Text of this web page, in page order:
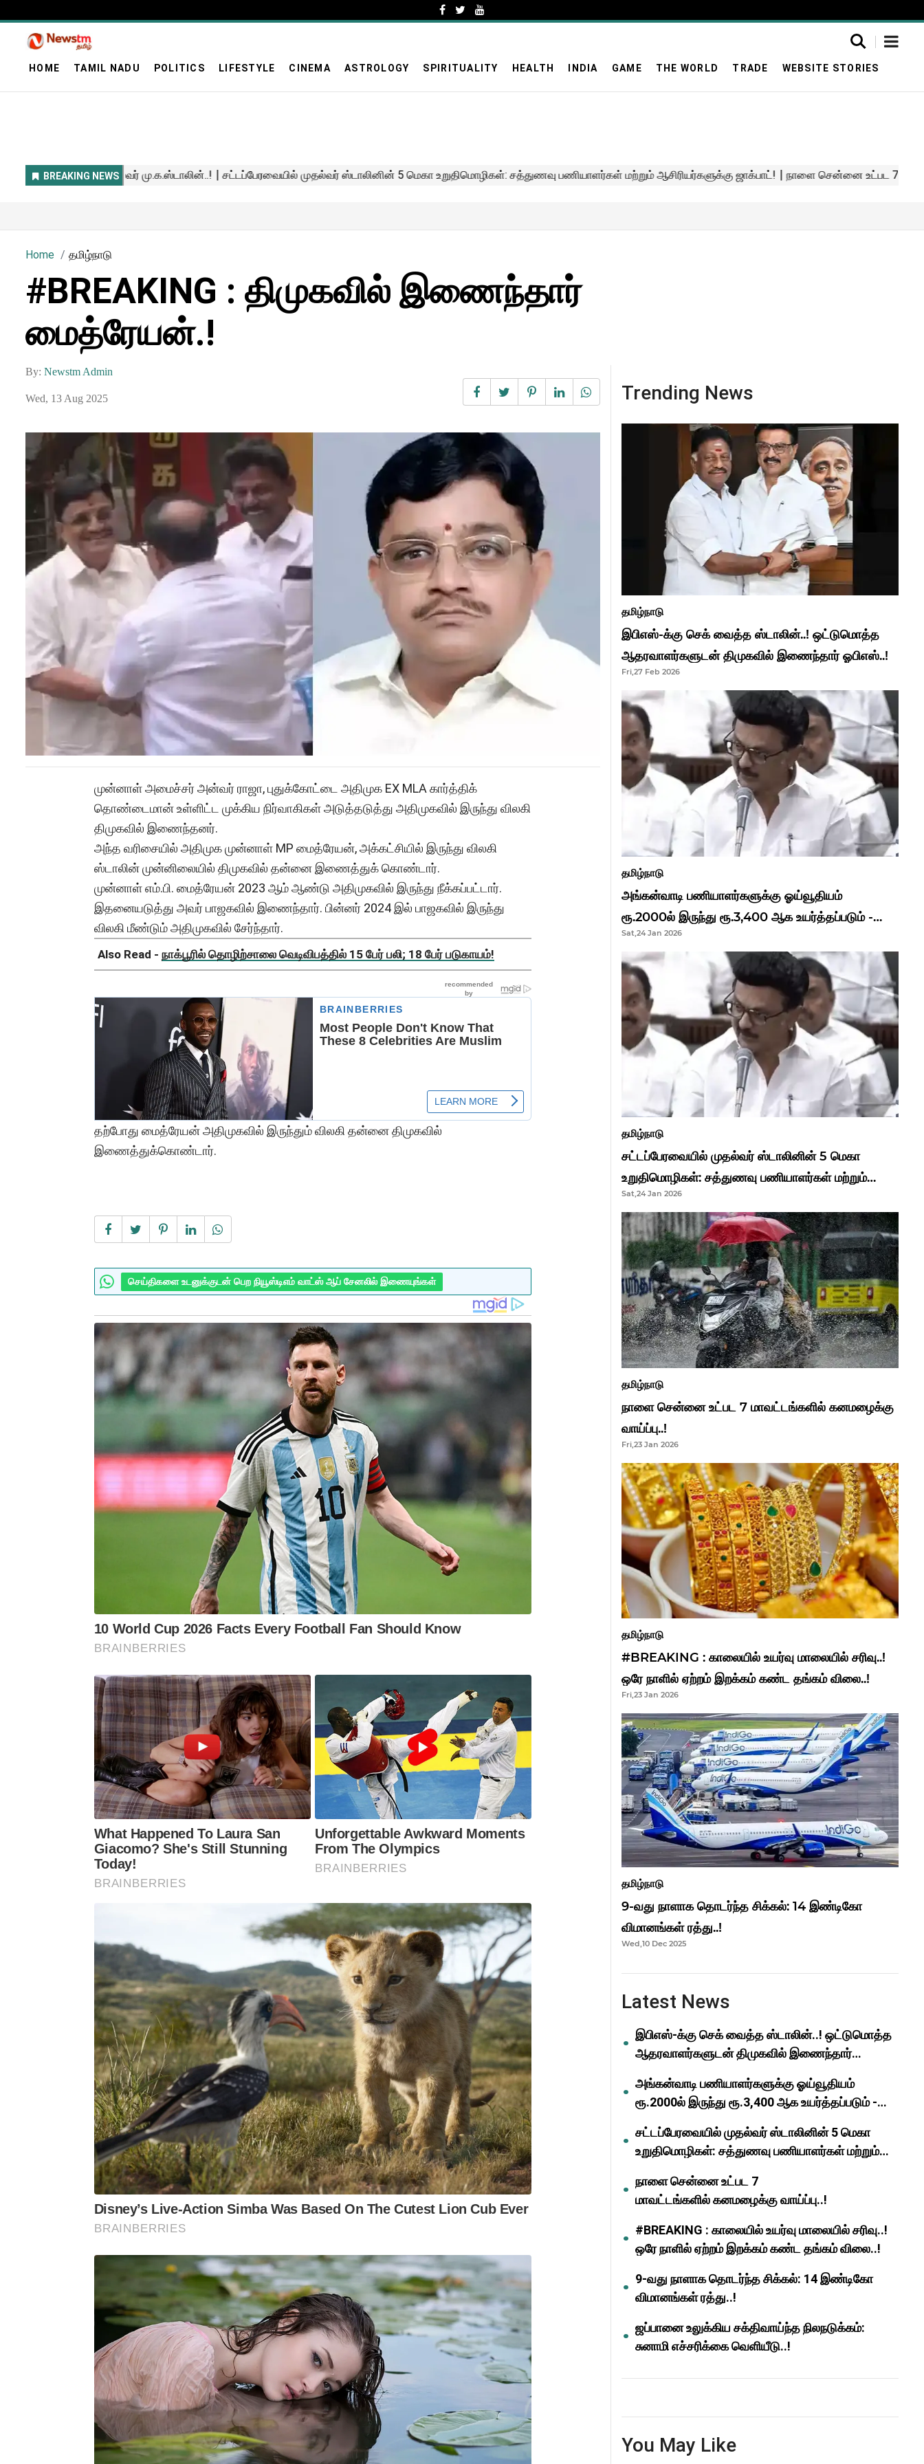
HOME TAMIL NADU POLITICS LIFESTYLE CINEMA ASTROLOGY SPIRITUALITY HEALTH INDIA GAME THE WORLD TRADE WEBSITE STORIES
Home தமிழ்நாடு
#BREAKING : திமுகவில் இணைந்தார்
மைத்ரேயன்.!
By: Newstm Admin
Wed, 13 Aug 2025
முன்னாள் அமைச்சர் அன்வர் ராஜா, புதுக்கோட்டை அதிமுக EX MLA கார்த்திக்
தொண்டைமான் உள்ளிட்ட முக்கிய நிர்வாகிகள் அடுத்தடுத்து அதிமுகவில் இருந்து விலகி
திமுகவில் இணைந்தனர்.
அந்த வரிசையில் அதிமுக முன்னாள் MP மைத்ரேயன், அக்கட்சியில் இருந்து விலகி
ஸ்டாலின் முன்னிலையில் திமுகவில் தன்னை இணைத்துக் கொண்டார்.
முன்னாள் எம்.பி. மைத்ரேயன் 2023 ஆம் ஆண்டு அதிமுகவில் இருந்து நீக்கப்பட்டார்.
இதனையடுத்து அவர் பாஜகவில் இணைந்தார். பின்னர் 2024 இல் பாஜகவில் இருந்து
விலகி மீண்டும் அதிமுகவில் சேர்ந்தார்.
Also Read - நாக்பூரில் தொழிற்சாலை வெடிவிபத்தில் 15 பேர் பலி; 18 பேர் படுகாயம்!
தற்போது மைத்ரேயன் அதிமுகவில் இருந்தும் விலகி தன்னை திமுகவில்
இணைத்துக்கொண்டார்.
செய்திகளை உடனுக்குடன் பெற நியூஸ்டிஎம் வாட்ஸ் ஆப் சேனலில் இணையுங்கள்
Trending News
தமிழ்நாடு
இபிஎஸ்-க்கு செக் வைத்த ஸ்டாலின்..! ஒட்டுமொத்த
ஆதரவாளர்களுடன் திமுகவில் இணைந்தார் ஓபிஎஸ்..!
Fri,27 Feb 2026
தமிழ்நாடு
அங்கன்வாடி பணியாளர்களுக்கு ஓய்வூதியம்
ரூ.2000ல் இருந்து ரூ.3,400 ஆக உயர்த்தப்படும் -
முதல்வர் மு.க.ஸ்டாலின்..!
Sat,24 Jan 2026
தமிழ்நாடு
சட்டப்பேரவையில் முதல்வர் ஸ்டாலினின் 5 மெகா
உறுதிமொழிகள்: சத்துணவு பணியாளர்கள் மற்றும்
ஆசிரியர்களுக்கு ஜாக்பாட்!
Sat,24 Jan 2026
தமிழ்நாடு
நாளை சென்னை உட்பட 7 மாவட்டங்களில் கனமழைக்கு
வாய்ப்பு..!
Fri,23 Jan 2026
தமிழ்நாடு
#BREAKING : காலையில் உயர்வு மாலையில் சரிவு..!
ஒரே நாளில் ஏற்றம் இறக்கம் கண்ட தங்கம் விலை..!
Fri,23 Jan 2026
தமிழ்நாடு
9-வது நாளாக தொடர்ந்த சிக்கல்: 14 இண்டிகோ
விமானங்கள் ரத்து..!
Wed,10 Dec 2025
Latest News
இபிஎஸ்-க்கு செக் வைத்த ஸ்டாலின்..! ஒட்டுமொத்த
ஆதரவாளர்களுடன் திமுகவில் இணைந்தார்
அங்கன்வாடி பணியாளர்களுக்கு ஓய்வூதியம்
ரூ.2000ல் இருந்து ரூ.3,400 ஆக உயர்த்தப்படும் -
சட்டப்பேரவையில் முதல்வர் ஸ்டாலினின் 5 மெகா
உறுதிமொழிகள்: சத்துணவு பணியாளர்கள் மற்றும்
நாளை சென்னை உட்பட 7
மாவட்டங்களில் கனமழைக்கு வாய்ப்பு..!
#BREAKING : காலையில் உயர்வு மாலையில் சரிவு..!
ஒரே நாளில் ஏற்றம் இறக்கம் கண்ட தங்கம் விலை..!
9-வது நாளாக தொடர்ந்த சிக்கல்: 14 இண்டிகோ
விமானங்கள் ரத்து..!
ஜப்பானை உலுக்கிய சக்திவாய்ந்த நிலநடுக்கம்:
சுனாமி எச்சரிக்கை வெளியீடு..!
You May Like